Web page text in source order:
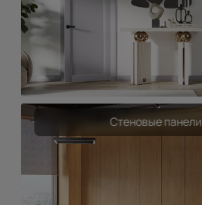
Стеновые панели